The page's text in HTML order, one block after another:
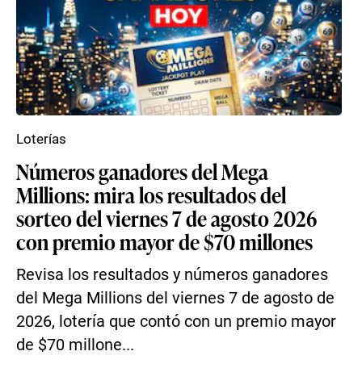
Números ganadores del Mega
Millions: mira los resultados del
sorteo del viernes 7 de agosto 2026
con premio mayor de $70 millones
Revisa los resultados y números ganadores
del Mega Millions del viernes 7 de agosto de
2026, lotería que contó con un premio mayor
de $70 millone...
Loterías